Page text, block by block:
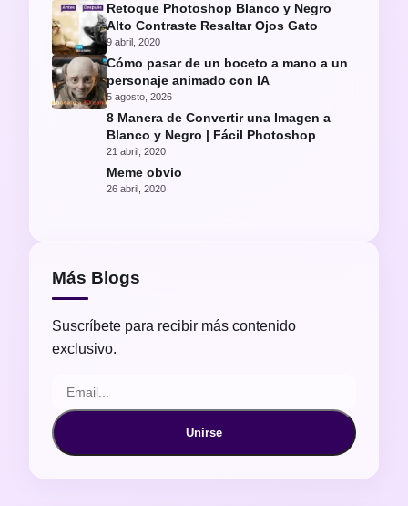
Retoque Photoshop Blanco y Negro
Alto Contraste Resaltar Ojos Gato
9 abril, 2020
Cómo pasar de un boceto a mano a un
personaje animado con IA
5 agosto, 2026
8 Manera de Convertir una Imagen a
Blanco y Negro | Fácil Photoshop
21 abril, 2020
Meme obvio
26 abril, 2020
Más Blogs
Suscríbete para recibir más contenido
exclusivo.
Unirse